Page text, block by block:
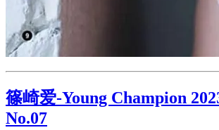
篠崎爱-Young Champion
No.07